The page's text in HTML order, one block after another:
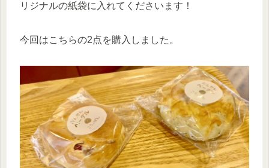
リジナルの紙袋に入れてくださいます！
今回はこちらの2点を購入しました。